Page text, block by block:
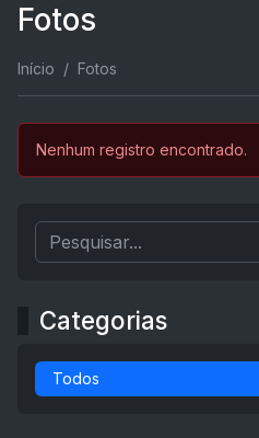
Fotos
Início Fotos
Nenhum registro encontrado.
Categorias
Todos